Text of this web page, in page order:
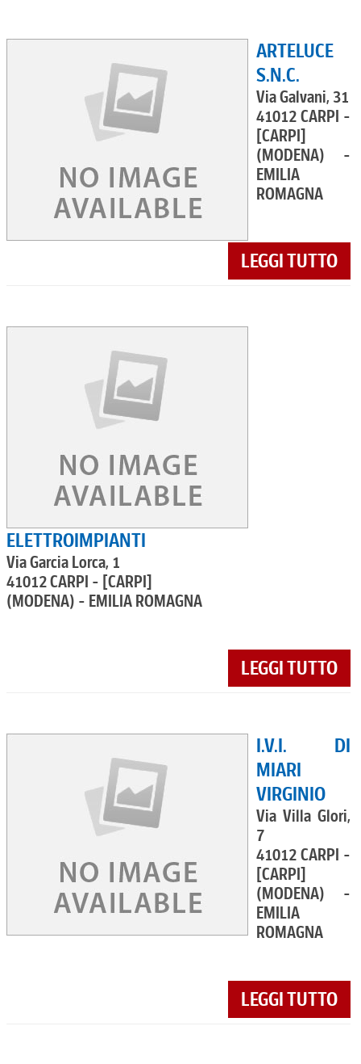
ARTELUCE
S.N.C.
Via Galvani, 31
41012 CARPI -
[CARPI]
(MODENA) -
EMILIA
ROMAGNA
LEGGI TUTTO
ELETTROIMPIANTI
Via Garcia Lorca, 1
41012 CARPI - [CARPI]
(MODENA) - EMILIA ROMAGNA
LEGGI TUTTO
I.V.I. DI
MIARI
VIRGINIO
Via Villa Glori,
7
41012 CARPI -
[CARPI]
(MODENA) -
EMILIA
ROMAGNA
LEGGI TUTTO